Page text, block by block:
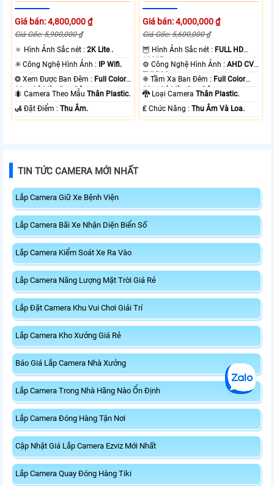
Giá bán: 4,800,000 ₫
Giá Gốc: 5,900,000 ₫
🔅 Hình Ảnh Sắc nét :2K Lite .
✳️ Công Nghệ Hình Ảnh :
IP Wifi.
❂ Xem Được Ban Đêm : Full Color
30m Có Màu Ban Ðêm.
🐜 Camera Theo MẫuThân Plastic.
️🛃 Đặt Điểm :Thu Âm.
Giá bán: 4,000,000 ₫
Giá Gốc: 5,600,000 ₫
🦉 Hình Ảnh Sắc nét : FULL HD
1080P .
⚙ Công Nghệ Hình Ảnh :AHD CVI
TVI BCS.
❈ Tầm Xa Ban Đêm : Full Color
20m Có Màu Ban Ðêm.
🐉️ Loại CameraThân Plastic.
️₤ Chức Năng :Thu Âm Và Loa.
TIN TỨC CAMERA MỚI NHẤT
Lắp Camera Giữ Xe Bệnh Viện
Lắp Camera Bãi Xe Nhận Diện Biển Số
Lắp Camera Kiểm Soát Xe Ra Vào
Lắp Camera Năng Lượng Mặt Trời Giá Rẻ
Lắp Đặt Camera Khu Vui Chơi Giải Trí
Lắp Camera Kho Xưởng Giá Rẻ
Báo Giá Lắp Camera Nhà Xưởng
Lắp Camera Trong Nhà Hãng Nào Ổn Định
Lắp Camera Đóng Hàng Tận Nơi
Cập Nhật Giá Lắp Camera Ezviz Mới Nhất
Lắp Camera Quay Đóng Hàng Tiki